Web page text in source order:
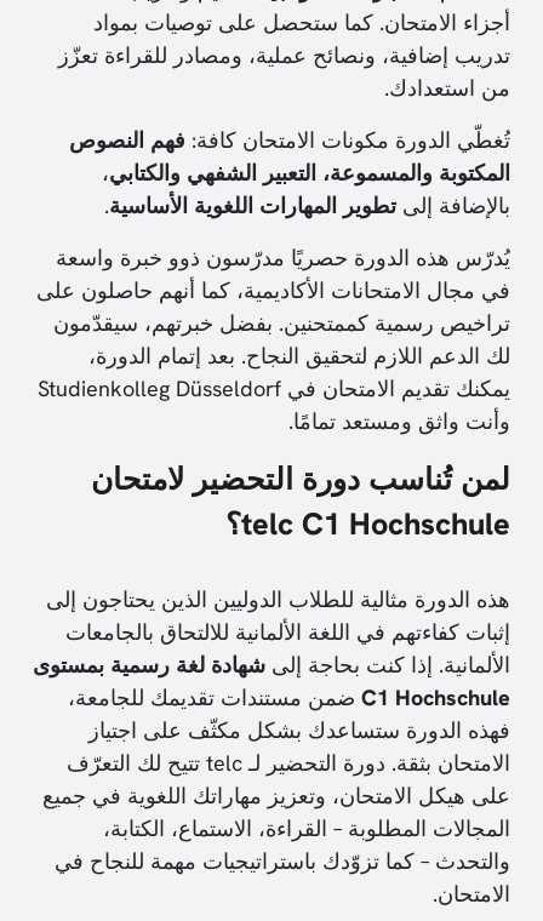
أجزاء الامتحان. كما ستحصل على توصيات بمواد
تدريب إضافية، ونصائح عملية، ومصادر للقراءة تعزّز
من استعدادك.
تُغطّي الدورة مكونات الامتحان كافة: فهم النصوص
المكتوبة والمسموعة، التعبير الشفهي والكتابي،
بالإضافة إلىتطوير المهارات اللغوية الأساسية.
يُدرّس هذه الدورة حصريًا مدرّسون ذوو خبرة واسعة
في مجال الامتحانات الأكاديمية، كما أنهم حاصلون على
تراخيص رسمية كممتحنين. بفضل خبرتهم، سيقدّمون
لك الدعم اللازم لتحقيق النجاح. بعد إتمام الدورة،
يمكنك تقديم الامتحان في Studienkolleg Düsseldorf
وأنت واثق ومستعد تمامًا.
لمن تُناسب دورة التحضير لامتحان
telc C1 Hochschule؟
هذه الدورة مثالية للطلاب الدوليين الذين يحتاجون إلى
إثبات كفاءتهم في اللغة الألمانية للالتحاق بالجامعات
الألمانية. إذا كنت بحاجة إلى شهادة لغة رسمية بمستوى
C1 Hochschule ضمن مستندات تقديمك للجامعة،
فهذه الدورة ستساعدك بشكل مكثّف على اجتياز
الامتحان بثقة. دورة التحضير لـ telc تتيح لك التعرّف
على هيكل الامتحان، وتعزيز مهاراتك اللغوية في جميع
المجالات المطلوبة – القراءة، الاستماع، الكتابة،
والتحدث – كما تزوّدك باستراتيجيات مهمة للنجاح في
الامتحان.